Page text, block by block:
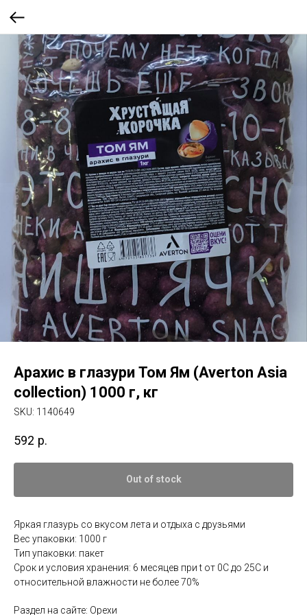
Арахис в глазури Том Ям (Averton Asia
collection) 1000 г, кг
SKU: 1140649
592 р.
Out of stock
Яркая глазурь со вкусом лета и отдыха с друзьями
Вес упаковки: 1000 г
Тип упаковки: пакет
Срок и условия хранения: 6 месяцев при t от 0С до 25С и
относительной влажности не более 70%
Раздел на сайте: Орехи